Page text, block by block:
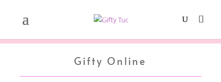
Gifty Online